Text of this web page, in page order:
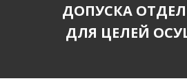
ДОПУСКА
ДЛЯ ЦЕЛЕЙ